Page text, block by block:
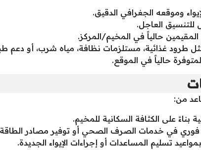
وموقعه الجغرافي الدقيق.
للتنسيق العاجل.
المقيمين حالياً في المخيم/المركز.
طرود غذائية، مستلزمات نظافة، مياه شرب، أو دعم
حالياً في الموقع.
من:
بناءً على الكثافة السكانية للمخيم.
في خدمات الصرف الصحي أو توفير مصادر الطاقة
تسليم المساعدات أو إجراءات الإيواء الجديدة.